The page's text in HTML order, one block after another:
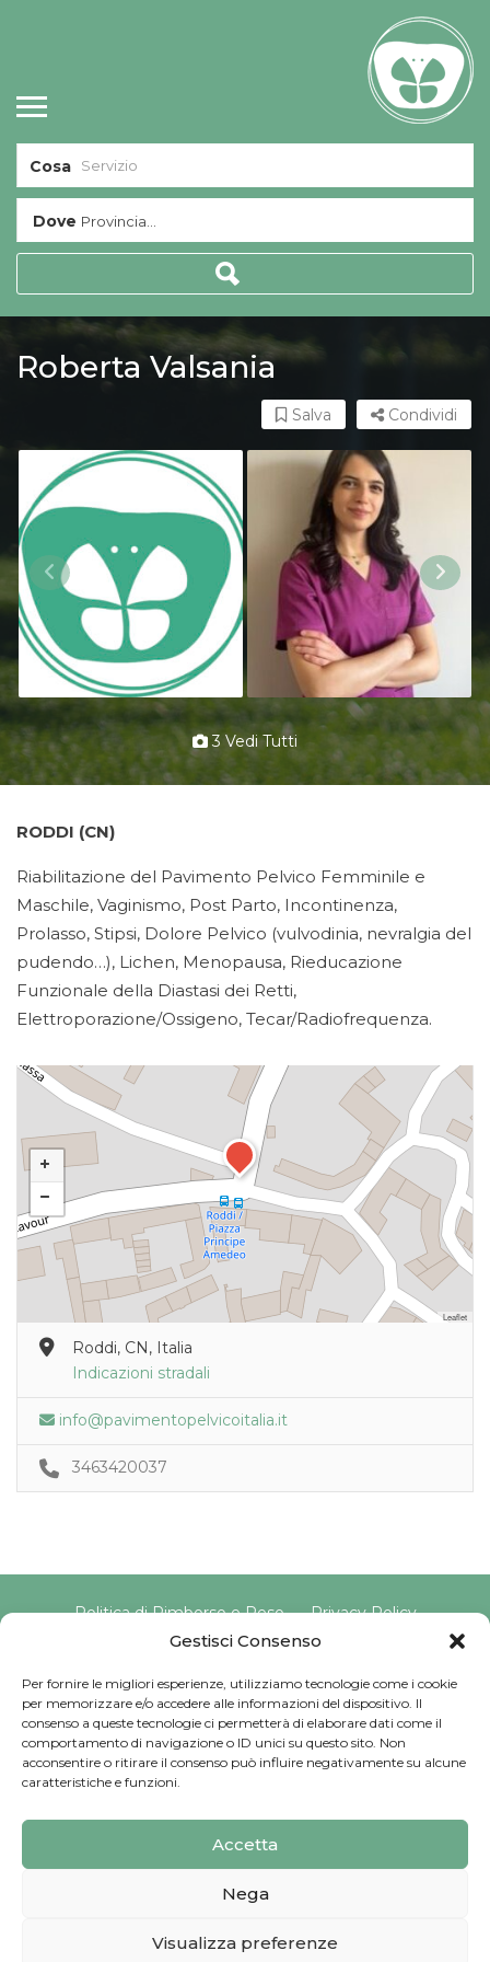
Gestisci Consenso
Per fornire le migliori esperienze, utilizziamo tecnologie come i cookie
per memorizzare e/o accedere alle informazioni del dispositivo. Il
consenso a queste tecnologie ci permetterà di elaborare dati come il
comportamento di navigazione o ID unici su questo sito. Non
acconsentire o ritirare il consenso può influire negativamente su alcune
caratteristiche e funzioni.
Accetta
Nega
Visualizza preferenze
Cosa
Dove Provincia...
Roberta Valsania
Condividi
Salva
3 Vedi Tutti
RODDI (CN)
Riabilitazione del Pavimento Pelvico Femminile e
Maschile, Vaginismo, Post Parto, Incontinenza,
Prolasso, Stipsi, Dolore Pelvico (vulvodinia, nevralgia del
pudendo…), Lichen, Menopausa, Rieducazione
Funzionale della Diastasi dei Retti,
Elettroporazione/Ossigeno, Tecar/Radiofrequenza.
Leaflet
Roddi, CN, Italia
Indicazioni stradali
info@pavimentopelvicoitalia.it
3463420037
Politica di Rimborso e Reso
Privacy Policy
Cookie Policy
Copyright © 2025 Pavimento Pelvico Italia beAPPI srl |
Indirizzo: Via Cassia 1827 Int. A, 00123 Roma (RM) |
P.IVA: 16569171008 | Email PEC:
pavimentopelvicoitalia@pec.it | Codice Univoco: